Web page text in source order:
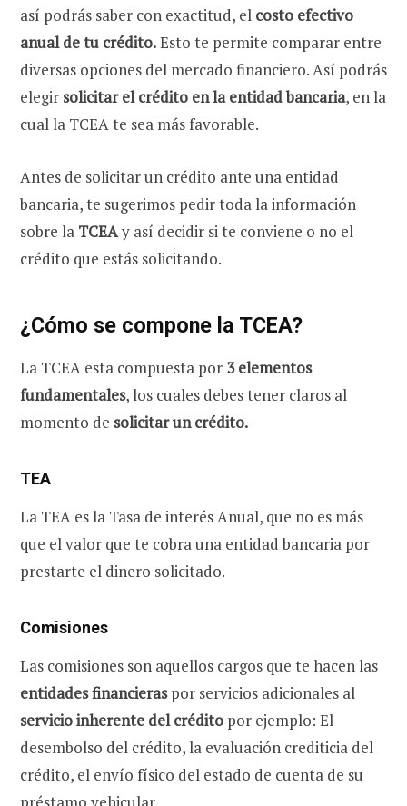
así podrás saber con exactitud, el costo efectivo
anual de tu crédito.Esto te permite comparar entre
diversas opciones del mercado financiero. Así podrás
elegir solicitar el crédito en la entidad bancaria, en la
cual la TCEA te sea más favorable.
Antes de solicitar un crédito ante una entidad
bancaria, te sugerimos pedir toda la información
sobre la TCEAy así decidir si te conviene o no el
crédito que estás solicitando.
¿Cómo se compone la TCEA?
La TCEA esta compuesta por 3 elementos
fundamentales, los cuales debes tener claros al
momento de solicitar un crédito.
TEA
La TEA es la Tasa de interés Anual, que no es más
que el valor que te cobra una entidad bancaria por
prestarte el dinero solicitado.
Comisiones
Las comisiones son aquellos cargos que te hacen las
entidades financieraspor servicios adicionales al
servicio inherente del crédito por ejemplo: El
desembolso del crédito, la evaluación crediticia del
crédito, el envío físico del estado de cuenta de su
préstamo vehicular.